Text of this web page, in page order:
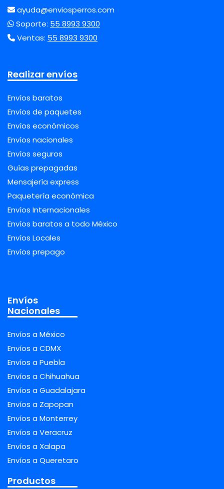
ayuda@enviosperros.com
Soporte: 55 8993 9300
Ventas: 55 8993 9300
Realizar envíos
Envíos baratos
Envíos de paquetes
Envíos económicos
Envíos nacionales
Envíos seguros
Guías prepagadas
Mensajería express
Paquetería económica
Envíos Internacionales
Envíos baratos a todo México
Envíos Locales
Envíos prepago
Envíos
Nacionales
Envíos a México
Envíos a CDMX
Envíos a Puebla
Envíos a Chihuahua
Envíos a Guadalajara
Envíos a Zapopan
Envíos a Monterrey
Envíos a Veracruz
Envíos a Xalapa
Envíos a Queretaro
Productos